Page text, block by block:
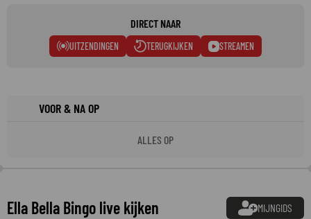
DIRECT NAAR
UITZENDINGEN TERUGKIJKEN STREAMEN
VOOR & NA OP
ALLES OP
Ella Bella Bingo live kijken MIJNGIDS